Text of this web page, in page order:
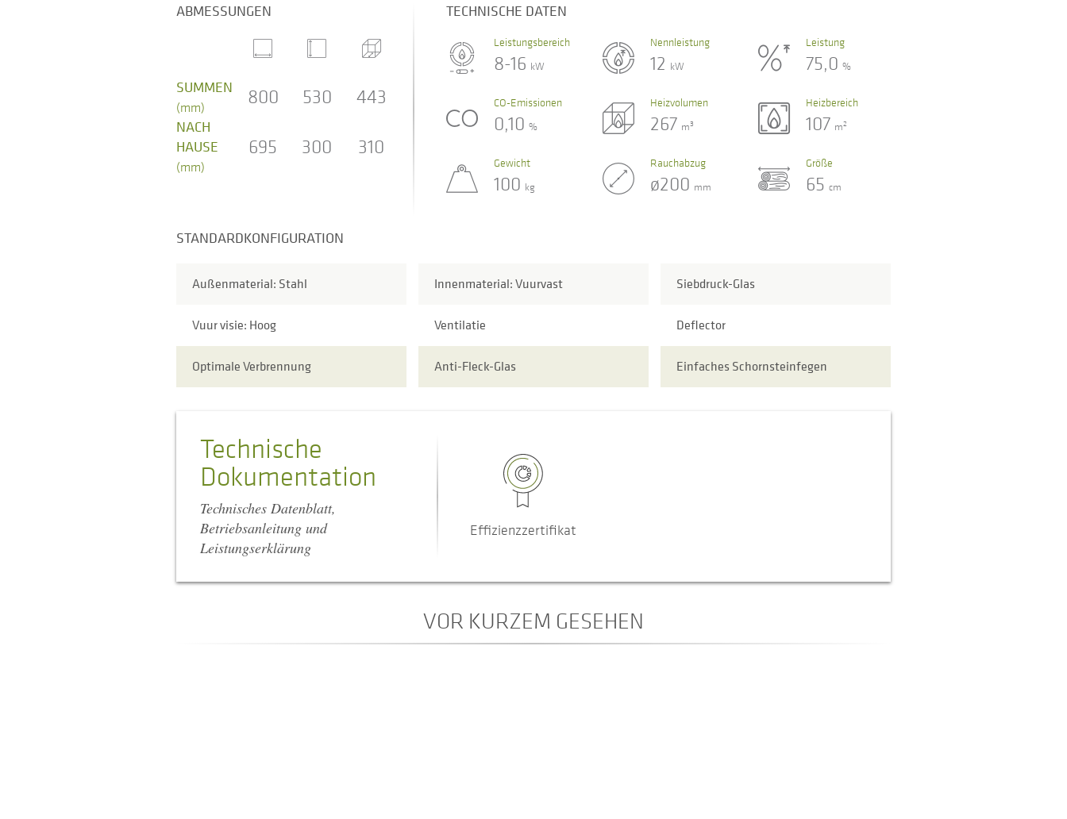
ABMESSUNGEN
SUMMEN
(mm) 800 530 443
NACH
HAUSE
(mm)
695 300 310
TECHNISCHE DATEN
Leistungsbereich
8-16 kW
Nennleistung
12 kW
Leistung
75,0%
CO-Emissionen
0,10 %
Heizvolumen
267 m3
Heizbereich
107 m2
Gewicht
100 kg
Rauchabzug
ø200 mm
Größe
65cm
STANDARDKONFIGURATION
Außenmaterial: Stahl Innenmaterial: Vuurvast Siebdruck-Glas
Vuur visie: Hoog Ventilatie Deflector
Optimale Verbrennung Anti-Fleck-Glas Einfaches Schornsteinfegen
Technische
Dokumentation
Technisches Datenblatt,
Betriebsanleitung und
Leistungserklärung
Effizienzzertifikat
VOR KURZEM GESEHEN